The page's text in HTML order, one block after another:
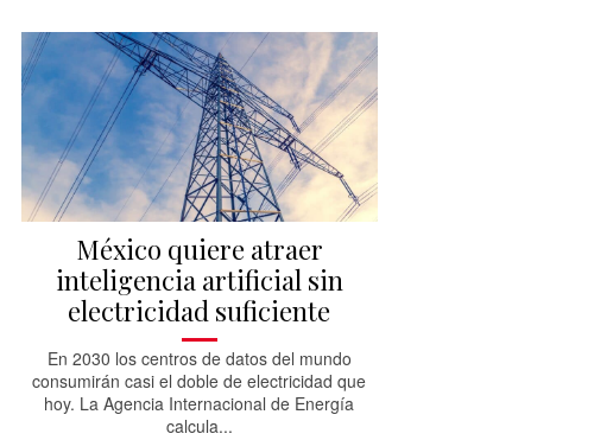
México quiere atraer
inteligencia artificial sin
electricidad suficiente
En 2030 los centros de datos del mundo
consumirán casi el doble de electricidad que
hoy. La Agencia Internacional de Energía
calcula...